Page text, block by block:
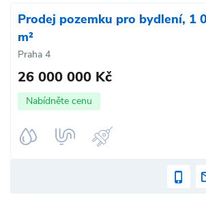
Prodej pozemku pro bydlení, 1
m²
Praha 4
26 000 000 Kč
Nabídněte cenu